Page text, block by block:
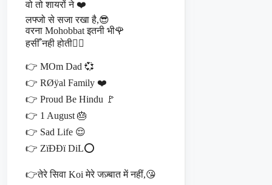
वो तो शायरों ने ❤️
लफ्जो से सजा रखा है,😎
वरना Mohobbat इतनी भी🌹
हसीँ नही होती❤️‍🔥
👉 MOm Dad 💞
👉 RØÿal Family ❤️
👉 Proud Be Hindu 🚩
👉 1 August 🎂
👉 Sad Life 😌
👉 ZïÐÐï DiL⭕
👉तेरे सिवा Koi मेरे जज़्बात में नहीं,😘